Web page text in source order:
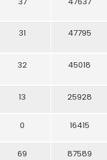
31 47795
32 45018
13 25928
0 16415
69 87589